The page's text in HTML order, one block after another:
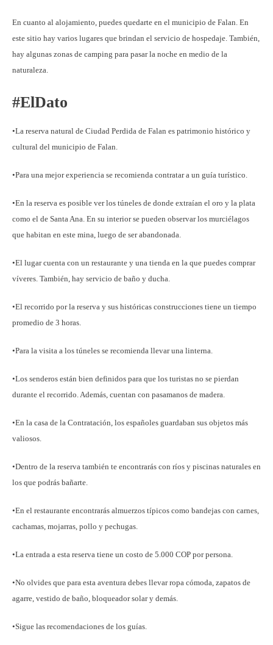
En cuanto al alojamiento, puedes quedarte en el municipio de Falan. En
este sitio hay varios lugares que brindan el servicio de hospedaje. También,
hay algunas zonas de camping para pasar la noche en medio de la
naturaleza.
#ElDato
•La reserva natural de Ciudad Perdida de Falan es patrimonio histórico y
cultural del municipio de Falan.
•Para una mejor experiencia se recomienda contratar a un guía turístico.
•En la reserva es posible ver los túneles de donde extraían el oro y la plata
como el de Santa Ana. En su interior se pueden observar los murciélagos
que habitan en este mina, luego de ser abandonada.
•El lugar cuenta con un restaurante y una tienda en la que puedes comprar
víveres. También, hay servicio de baño y ducha.
•El recorrido por la reserva y sus históricas construcciones tiene un tiempo
promedio de 3 horas.
•Para la visita a los túneles se recomienda llevar una linterna.
•Los senderos están bien definidos para que los turistas no se pierdan
durante el recorrido. Además, cuentan con pasamanos de madera.
•En la casa de la Contratación, los españoles guardaban sus objetos más
valiosos.
•Dentro de la reserva también te encontrarás con ríos y piscinas naturales en
los que podrás bañarte.
•En el restaurante encontrarás almuerzos típicos como bandejas con carnes,
cachamas, mojarras, pollo y pechugas.
•La entrada a esta reserva tiene un costo de 5.000 COP por persona.
•No olvides que para esta aventura debes llevar ropa cómoda, zapatos de
agarre, vestido de baño, bloqueador solar y demás.
•Sigue las recomendaciones de los guías.